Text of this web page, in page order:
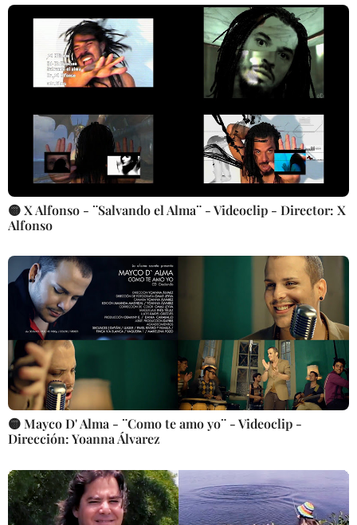
🟡 X Alfonso - ¨Salvando el Alma¨ - Videoclip - Director: X
Alfonso
🟡 Mayco D' Alma - ¨Como te amo yo¨ - Videoclip -
Dirección: Yoanna Álvarez